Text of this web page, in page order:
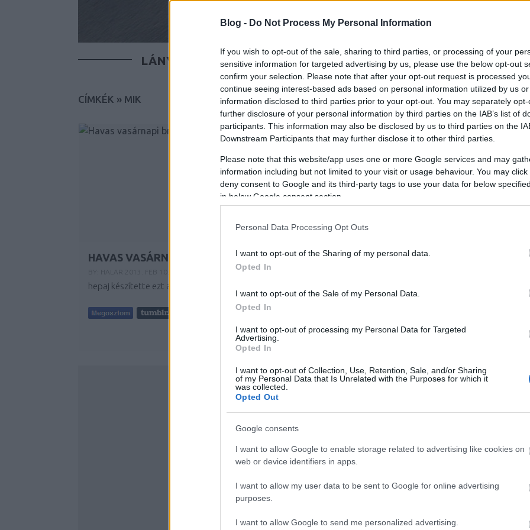
Blog - Do Not Process My Personal Information
If you wish to opt-out of the sale, sharing to third parties, or processing of your
sensitive information for targeted advertising by us, please use the below opt-out
confirm your selection. Please note that after your opt-out request is processed
continue seeing interest-based ads based on personal information utilized by us
information disclosed to third parties prior to your opt-out. You may separately
further disclosure of your personal information by third parties on the IAB’s list of
participants. This information may also be disclosed by us to third parties on the
Downstream Participants that may further disclose it to other third parties.
Please note that this website/app uses one or more Google services and may
information including but not limited to your visit or usage behaviour. You may
deny consent to Google and its third-party tags to use your data for below
in below Google consent section.
Personal Data Processing Opt Outs
I want to opt-out of the Sharing of my personal data.
Opted In
I want to opt-out of the Sale of my Personal Data.
Opted In
I want to opt-out of processing my Personal Data for Targeted
Advertising.
Opted In
I want to opt-out of Collection, Use, Retention, Sale, and/or Sharing
of my Personal Data that Is Unrelated with the Purposes for which it
was collected.
Opted Out
Google consents
I want to allow Google to enable storage related to advertising like cookies on
web or device identifiers in apps.
I want to allow my user data to be sent to Google for online advertising
purposes.
I want to allow Google to send me personalized advertising.
LÁNYOK FIÚK TIPPEK GYEREKKEL SZOKNYÁBAN
KÜLDJ FOTÓT
CÍMKÉK » MIK
HAVAS VASÁRNAPI BRINGÁZÁS
hepaj készítette ezt a képet.
A bicikli nem egyszerűen közlekedési eszköz,
hanem egy igazi stíluselem. Nem kér
hiszen maga öltöztet. És még a városokat is
-